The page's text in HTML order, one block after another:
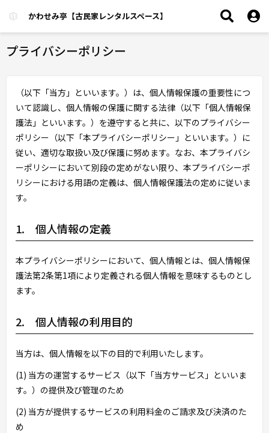
かわせみ亭【古民家レンタルスペース】
プライバシーポリシー
（以下「当方」といいます。）は、個人情報保護の重要性につ
いて認識し、個人情報の保護に関する法律（以下「個人情報保
護法」といいます。）を遵守すると共に、以下のプライバシー
ポリシー（以下「本プライバシーポリシー」といいます。）に
従い、適切な取扱い及び保護に努めます。なお、本プライバシ
ーポリシーにおいて別段の定めがない限り、本プライバシーポ
リシーにおける用語の定義は、個人情報保護法の定めに従いま
す。
1. 個人情報の定義
本プライバシーポリシーにおいて、個人情報とは、個人情報保
護法第2条第1項により定義される個人情報を意味するものとし
ます。
2. 個人情報の利用目的
当方は、個人情報を以下の目的で利用いたします。
(1) 当方の運営するサービス（以下「当方サービス」といいま
す。）の提供及び管理のため
(2) 当方が提供するサービスの利用料金のご請求及び決済のた
め